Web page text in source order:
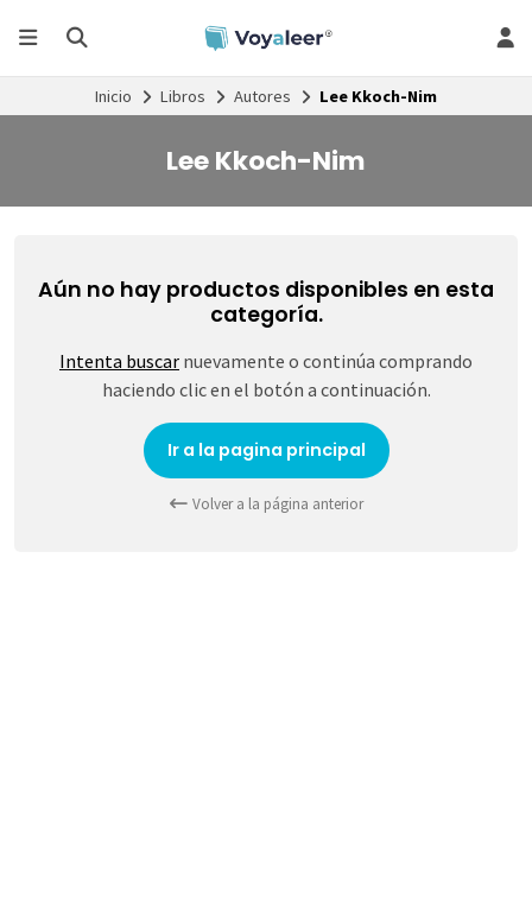
Inicio Libros Autores Lee Kkoch-Nim
Lee Kkoch-Nim
Aún no hay productos disponibles en esta
categoría.
Intenta buscar nuevamente o continúa comprando
haciendo clic en el botón a continuación.
Ir a la pagina principal
Volver a la página anterior